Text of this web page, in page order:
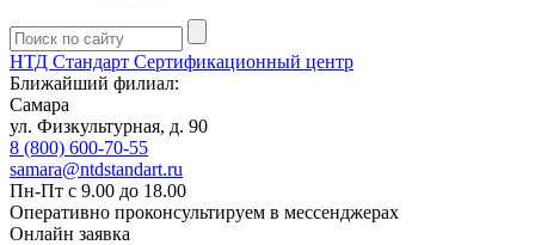
НТД Стандарт Сертификационный центр
Ближайший филиал:
Самара
ул. Физкультурная, д. 90
8 (800) 600-70-55
samara@ntdstandart.ru
Пн-Пт с 9.00 до 18.00
Оперативно проконсультируем в мессенджерах
Онлайн заявка